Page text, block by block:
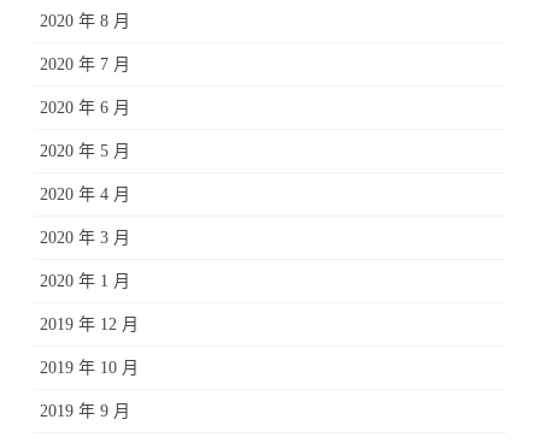
2020 年 8 月
2020 年 7 月
2020 年 6 月
2020 年 5 月
2020 年 4 月
2020 年 3 月
2020 年 1 月
2019 年 12 月
2019 年 10 月
2019 年 9 月